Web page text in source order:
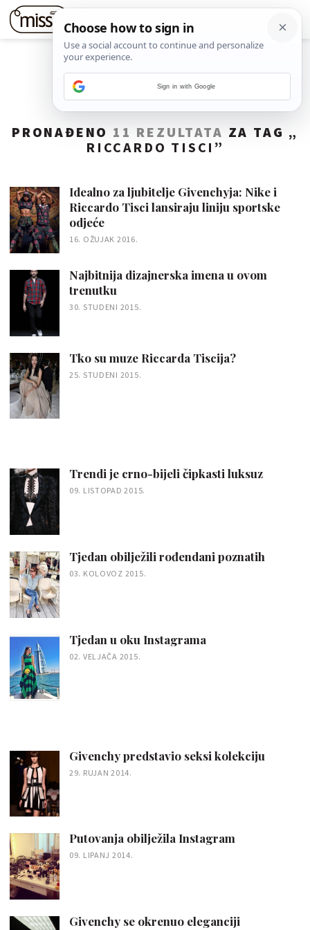
PRONAĐENO 11 REZULTATA ZA TAG „
RICCARDO TISCI ”
Idealno za ljubitelje Givenchyja: Nike i
Riccardo Tisci lansiraju liniju sportske
odjeće
16. OŽUJAK 2016.
Najbitnija dizajnerska imena u ovom
trenutku
30. STUDENI 2015.
Tko su muze Riccarda Tiscija?
25. STUDENI 2015.
Trendi je crno-bijeli čipkasti luksuz
09. LISTOPAD 2015.
Tjedan obilježili rođendani poznatih
03. KOLOVOZ 2015.
Tjedan u oku Instagrama
02. VELJAČA 2015.
Givenchy predstavio seksi kolekciju
29. RUJAN 2014.
Putovanja obilježila Instagram
09. LIPANJ 2014.
Givenchy se okrenuo eleganciji
Sign in with Google